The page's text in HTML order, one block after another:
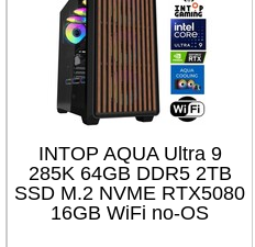
INTOP AQUA Ultra 9
285K 64GB DDR5 2TB
SSD M.2 NVME RTX5080
16GB WiFi no-OS